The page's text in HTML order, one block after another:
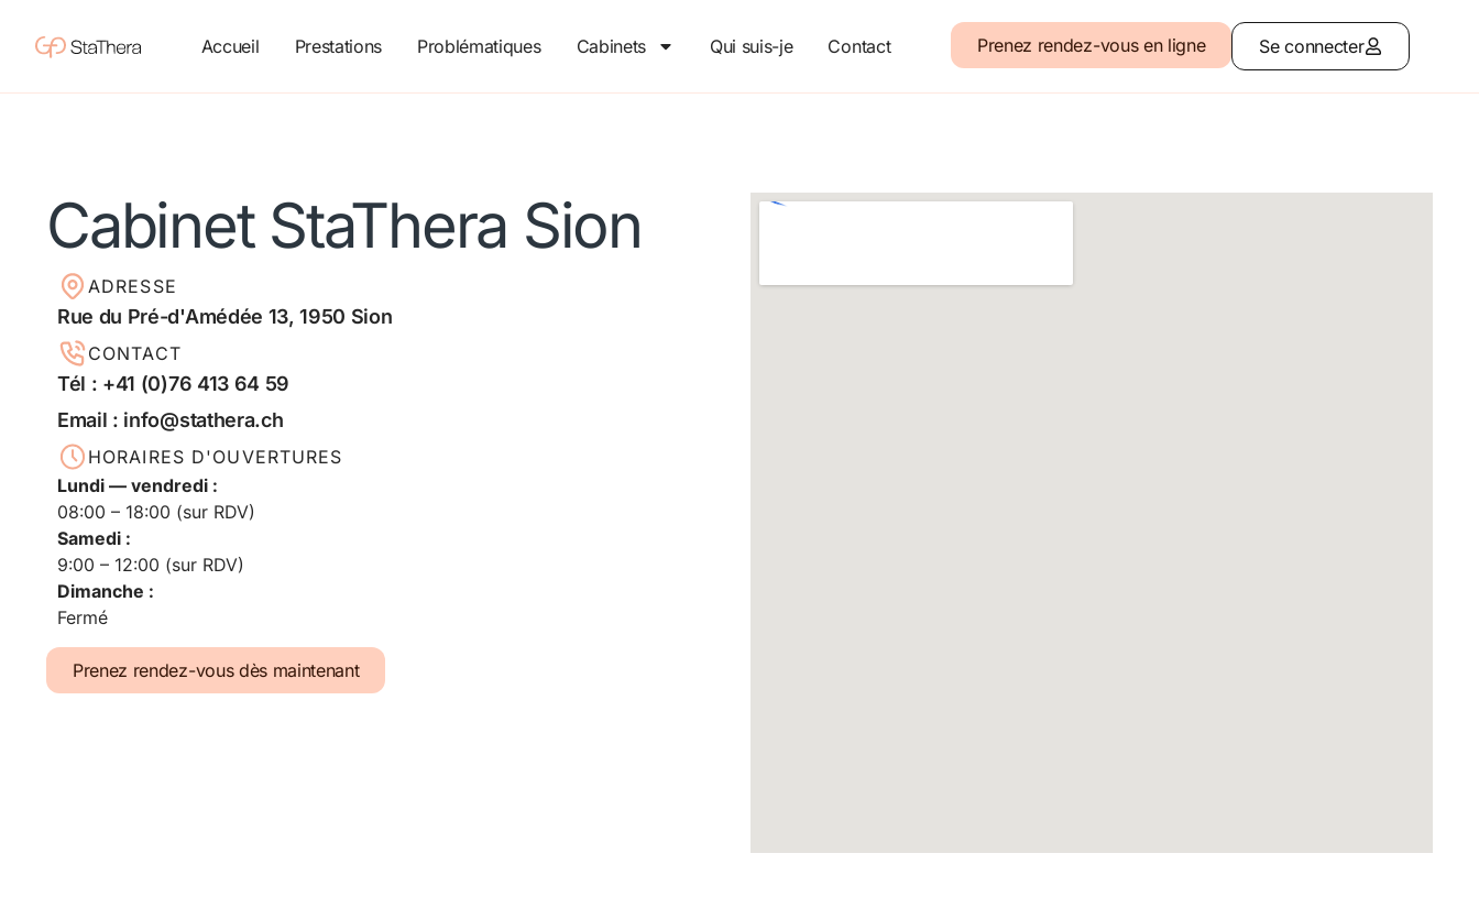
Accueil Prestations Problématiques Cabinets Qui suis-je Contact Prenez rendez-vous en ligne Se connecter
Cabinet StaThera Sion
ADRESSE
Rue du Pré-d'Amédée 13, 1950 Sion
CONTACT
Tél : +41 (0)76 413 64 59
Email : info@stathera.ch
HORAIRES D'OUVERTURES
Lundi — vendredi :
08:00 – 18:00 (sur RDV)
Samedi :
9:00 – 12:00 (sur RDV)
Dimanche :
Fermé
Prenez rendez-vous dès maintenant